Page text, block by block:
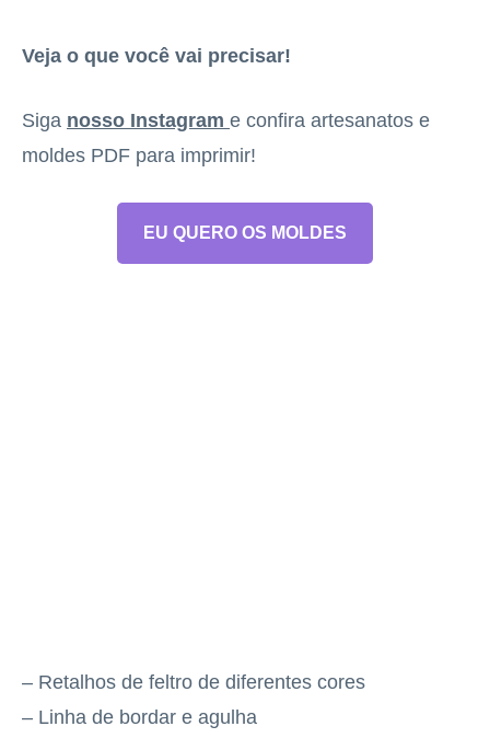
Veja o que você vai precisar!
Siga nosso Instagram e confira artesanatos e
moldes PDF para imprimir!
EU QUERO OS MOLDES
– Retalhos de feltro de diferentes cores
– Linha de bordar e agulha